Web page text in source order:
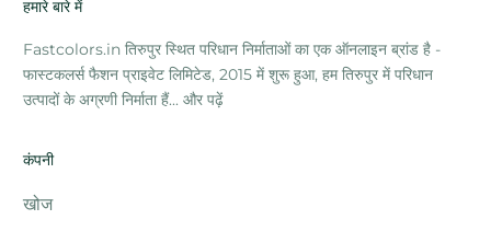
हमारे बारे में
Fastcolors.in तिरुपुर स्थित परिधान निर्माताओं का एक ऑनलाइन ब्रांड है -
फास्टकलर्स फैशन प्राइवेट लिमिटेड, 2015 में शुरू हुआ, हम तिरुपुर में परिधान
उत्पादों के अग्रणी निर्माता हैं... और पढ़ें
कंपनी
खोज